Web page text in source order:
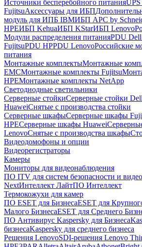
Источники бесперебойного питания
FujitsuАксессуары для ИБП
модуль для ИПБ IBMИБП APC by
HPEИБП KehuaИБП KStarИБП Lenovo
Модули распределения питанияPDU
FujitsuPDU HPPDU LenovoРоссийские
питания
Монтажные комплектыМонтажные
EMCМонтажные комплекты Fujitsu
HPEМонтажные комплекты NetApp
Светодиодные светильники
Серверные стойкиСерверные стойки Dell
HuaweiСнятые с производства стойки
Серверные шкафыСерверные шкафы
HPEСерверные шкафы Huawei
LenovoСнятые с производства шкафы
Видеодомофоны и опции
Видеорегистраторы
Камеры
Мониторы для видеонаблюдения
ПО ITV для систем безопасности и
NextИнтеллект ЛайтПО Интеллект
Термокожухи для камер
ПО ESET для БизнесаESET для
Малого БизнесаESET для Среднего
ПО Антивирус Kaspersky для Бизнеса
бизнесаKaspersky для среднего бизнеса
Решения LenovoSDI-решения Lenovo